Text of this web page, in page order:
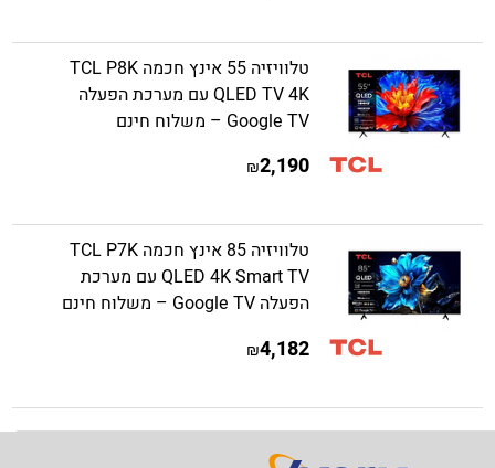
טלוויזיה 55 אינץ חכמה TCL P8K
QLED TV 4K עם מערכת הפעלה
Google TV – משלוח חינם
2,190
₪
טלוויזיה 85 אינץ חכמה TCL P7K
QLED 4K Smart TV עם מערכת
הפעלה Google TV – משלוח חינם
4,182
₪